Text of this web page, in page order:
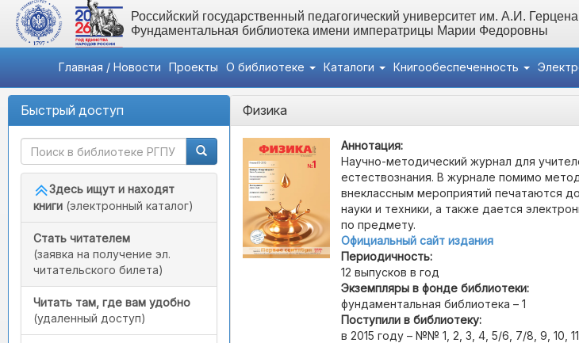
Российский государственный педагогический университет им. А.И. Герцена
Фундаментальная библиотека имени императрицы Марии Федоровны
Главная / Новости Проекты О библиотеке Каталоги Книгообеспеченность
Быстрый доступ
Здесь ищут и находят
книги (электронный каталог)
Стать читателем
(заявка на получение эл.
читательского билета)
Читать там, где вам удобно
(удаленный доступ)
Физика
Аннотация:
Научно-методический журнал для
естествознания. В журнале помимо
внеклассным мероприятий печатаются
науки и техники, а также дается
по предмету.
Официальный сайт издания
Периодичность:
12 выпусков в год
Экземпляры в фонде библиотеки:
фундаментальная библиотека – 1
Поступили в библиотеку:
в 2015 году – №№ 1, 2, 3, 4, 5/6, 7/8, 9, 10,